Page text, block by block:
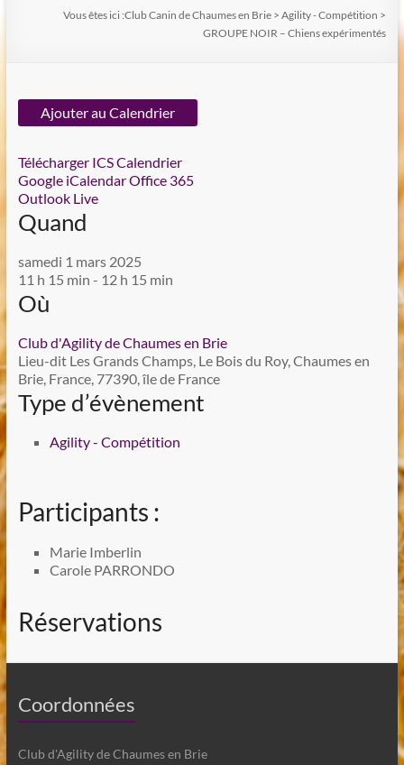
Vous êtes ici :Club Canin de Chaumes en Brie >Agility - Compétition >
GROUPE NOIR – Chiens expérimentés
Ajouter au Calendrier
Télécharger ICSCalendrier
Google iCalendarOffice 365
Outlook Live
Quand
samedi 1 mars 2025
11 h 15 min - 12 h 15 min
Où
Club d'Agility de Chaumes en Brie
Lieu-dit Les Grands Champs, Le Bois du Roy, Chaumes en
Brie, France, 77390, île de France
Type d’évènement
Agility - Compétition
Participants :
Marie Imberlin
Carole PARRONDO
Réservations
Coordonnées
Club d'Agility de Chaumes en Brie